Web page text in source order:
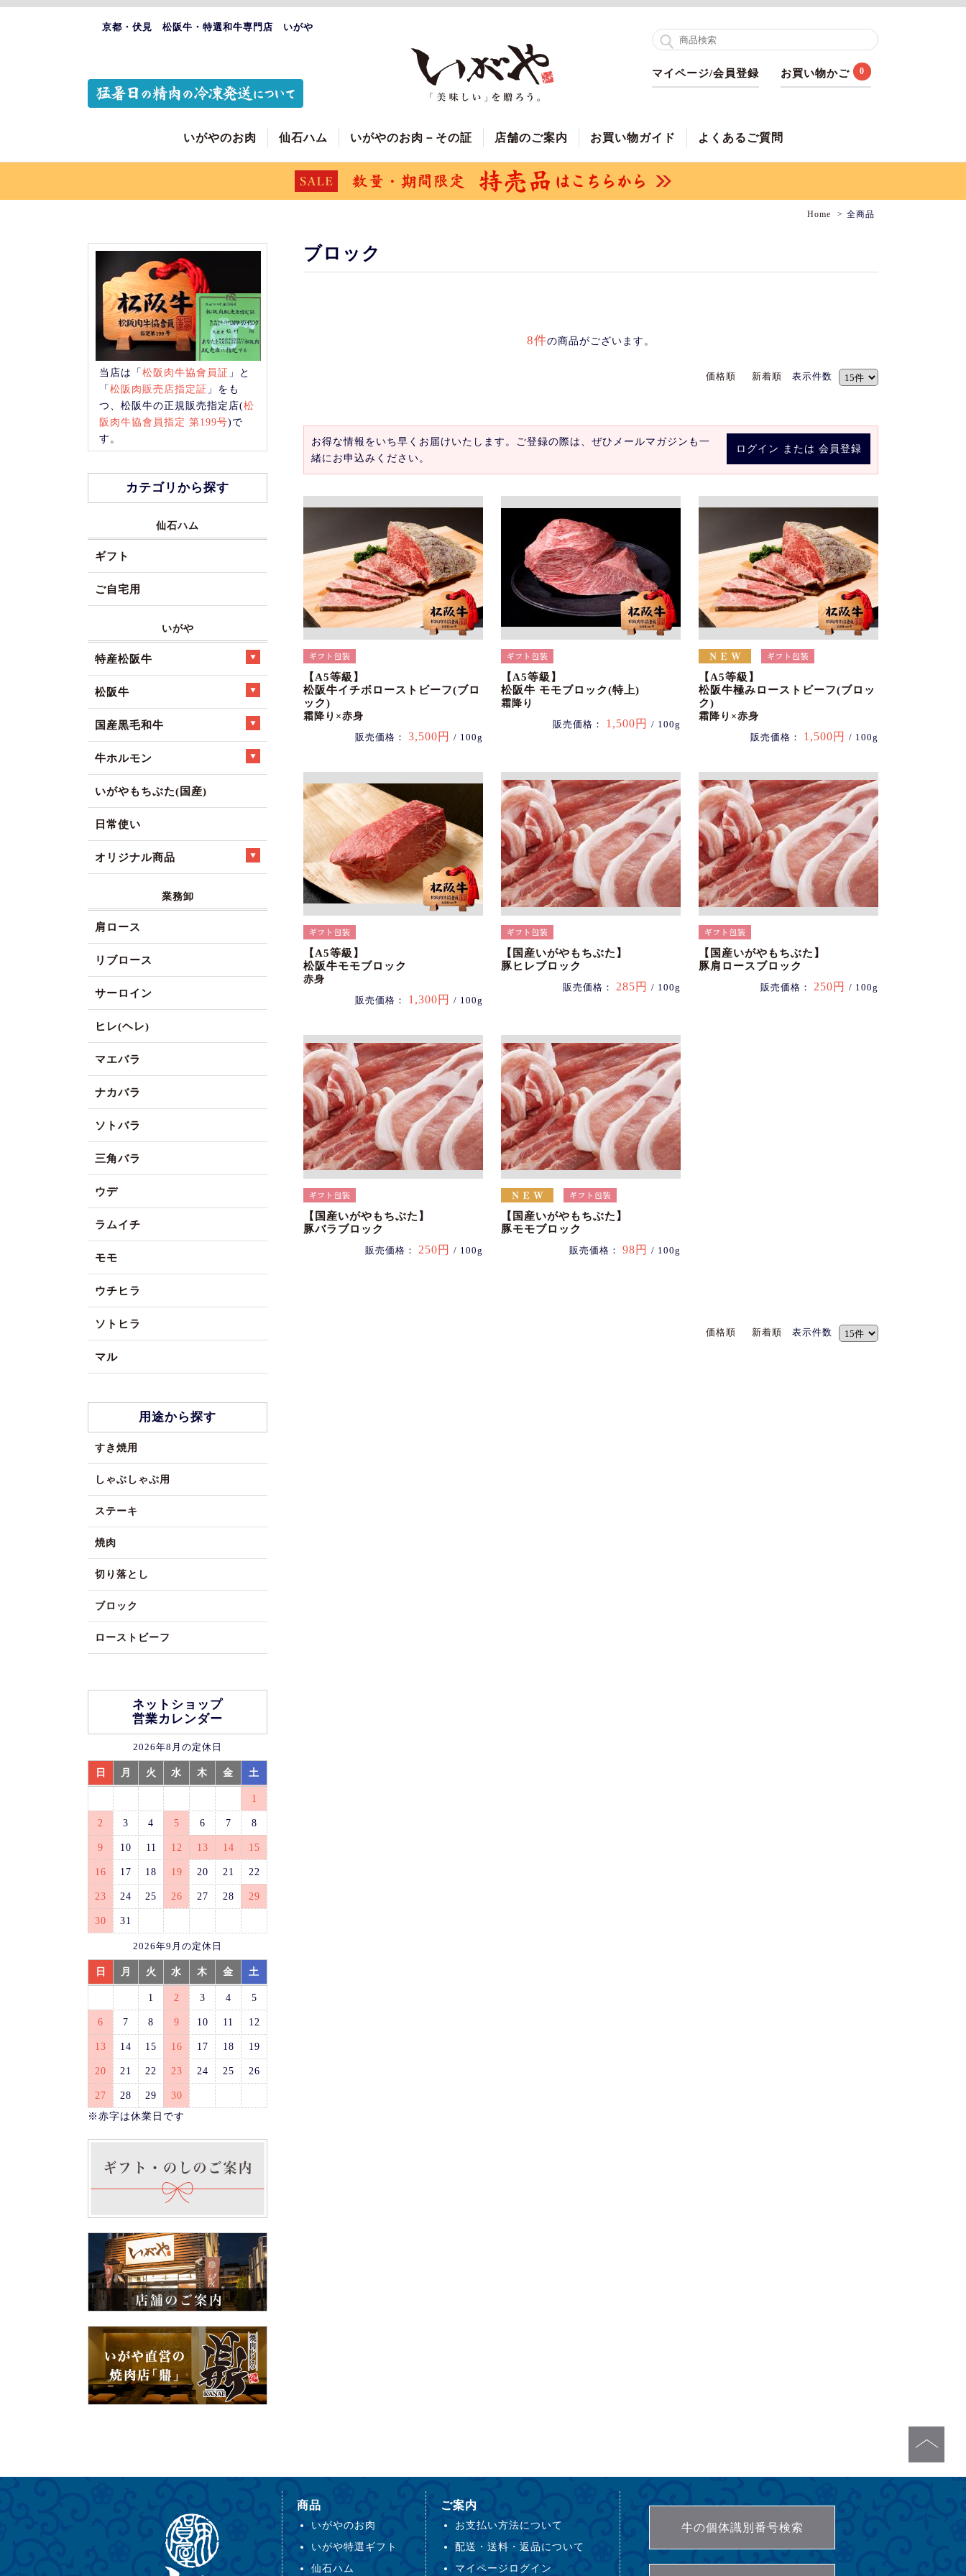
京都・伏見 松阪牛・特選和牛専門店 いがや
マイページ/会員登録 お買い物かご 0
いがやのお肉 仙石ハム いがやのお肉－その証 店舗のご案内 お買い物ガイド よくあるご質問
Home 全商品
ブロック
8件の商品がございます。
価格順 新着順 表示件数
ログイン または 会員登録
お得な情報をいち早くお届けいたします。ご登録の際は、ぜひメールマガジンも一
緒にお申込みください。
【A5等級】
松阪牛イチボローストビーフ(ブロ
ック)
霜降り×赤身
販売価格： 3,500円 / 100g
【A5等級】
松阪牛 モモブロック(特上)
霜降り
販売価格： 1,500円 / 100g
【A5等級】
松阪牛極みローストビーフ(ブロッ
ク)
霜降り×赤身
販売価格： 1,500円 / 100g
【A5等級】
松阪牛モモブロック
赤身
販売価格： 1,300円 / 100g
【国産いがやもちぶた】
豚ヒレブロック
販売価格： 285円 / 100g
【国産いがやもちぶた】
豚肩ロースブロック
販売価格： 250円 / 100g
【国産いがやもちぶた】
豚バラブロック
販売価格： 250円 / 100g
【国産いがやもちぶた】
豚モモブロック
販売価格： 98円 / 100g
価格順 新着順 表示件数
当店は「松阪肉牛協會員証 」と
「松阪肉販売店指定証 」をも
つ、松阪牛の正規販売指定店(松
阪肉牛協會員指定 第199号)で
す。
カテゴリから探す
仙石ハム
ギフト
ご自宅用
いがや
特産松阪牛
松阪牛
国産黒毛和牛
牛ホルモン
いがやもちぶた(国産)
日常使い
オリジナル商品
業務卸
肩ロース
リブロース
サーロイン
ヒレ(ヘレ)
マエバラ
ナカバラ
ソトバラ
三角バラ
ウデ
ラムイチ
モモ
ウチヒラ
ソトヒラ
マル
用途から探す
すき焼用
しゃぶしゃぶ用
ステーキ
焼肉
切り落とし
ブロック
ローストビーフ
ネットショップ
営業カレンダー
2026年8月の定休日
日 月 火 水 木 金 土
1
2 3 4 5 6 7 8
9 10 11 12 13 14 15
16 17 18 19 20 21 22
23 24 25 26 27 28 29
30 31
2026年9月の定休日
日 月 火 水 木 金 土
1 2 3 4 5
6 7 8 9 10 11 12
13 14 15 16 17 18 19
20 21 22 23 24 25 26
27 28 29
30
※赤字は休業日です
商品
いがやのお肉
いがや特選ギフト
仙石ハム
ご案内
お支払い方法について
配送・送料・返品について
マイページログイン
牛の個体識別番号検索